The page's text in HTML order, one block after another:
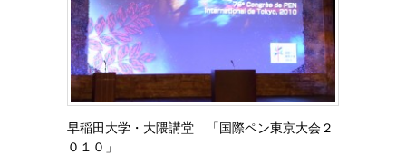
早稲田大学・大隈講堂 「国際ペン東京大会２
０１０」